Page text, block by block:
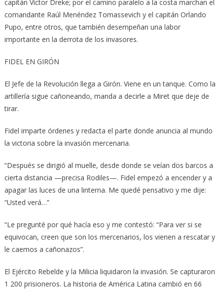
capitán Víctor Dreke; por el camino paralelo a la costa marchan el
comandante Raúl Menéndez Tomassevich y el capitán Orlando
Pupo, entre otros, que también desempeñan una labor
importante en la derrota de los invasores.
FIDEL EN GIRÓN
El Jefe de la Revolución llega a Girón. Viene en un tanque. Como la
artillería sigue cañoneando, manda a decirle a Miret que deje de
tirar.
Fidel imparte órdenes y redacta el parte donde anuncia al mundo
la victoria sobre la invasión mercenaria.
“Después se dirigió al muelle, desde donde se veían dos barcos a
cierta distancia —precisa Rodiles—. Fidel empezó a encender y a
apagar las luces de una linterna. Me quedé pensativo y me dije:
“Usted verá…”
“Le pregunté por qué hacía eso y me contestó: “Para ver si se
equivocan, creen que son los mercenarios, los vienen a rescatar y
le caemos a cañonazos”.
El Ejército Rebelde y la Milicia liquidaron la invasión. Se capturaron
1 200 prisioneros. La historia de América Latina cambió en 66